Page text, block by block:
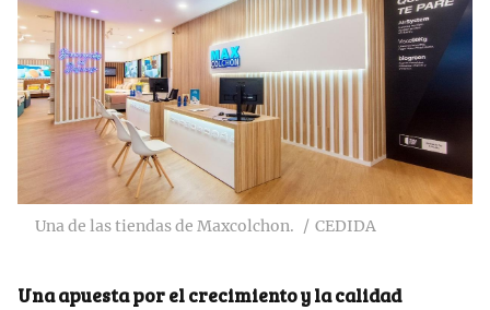
Una de las tiendas de Maxcolchon. CEDIDA
Una apuesta por el crecimiento y la calidad